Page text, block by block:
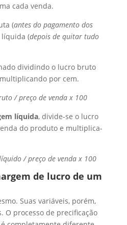
cada venda.
(antes do pagamento dos
líquida (depois de quitar tudo
dividindo o lucro bruto
por cem.
/ preço de venda x 100
líquida, divide-se o lucro
do produto e multiplica-
/ preço de venda x 100
de lucro de um
Suas variáveis, porém,
O processo de precificação